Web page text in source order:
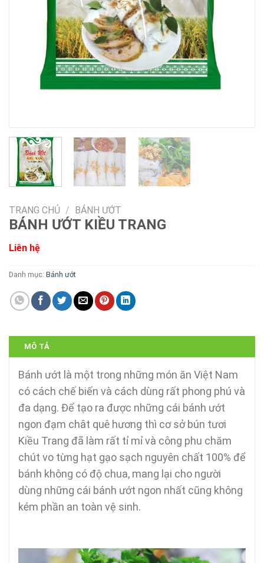
TRANG CHỦ / BÁNH ƯỚT
BÁNH ƯỚT KIỀU TRANG
Liên hệ
Danh mục: Bánh ướt
MÔ TẢ
Bánh ướt là một trong những món ăn Việt Nam
có cách chế biến và cách dùng rất phong phú và
đa dạng. Để tạo ra được những cái bánh ướt
ngon đạm chât quê hương thì cơ sở bún tươi
Kiều Trang đã làm rất tỉ mỉ và công phu chăm
chút vo từng hạt gạo sạch nguyên chất 100% để
bánh không có độ chua, mang lại cho người
dùng những cái bánh ướt ngon nhất cũng không
kém phần an toàn vệ sinh.